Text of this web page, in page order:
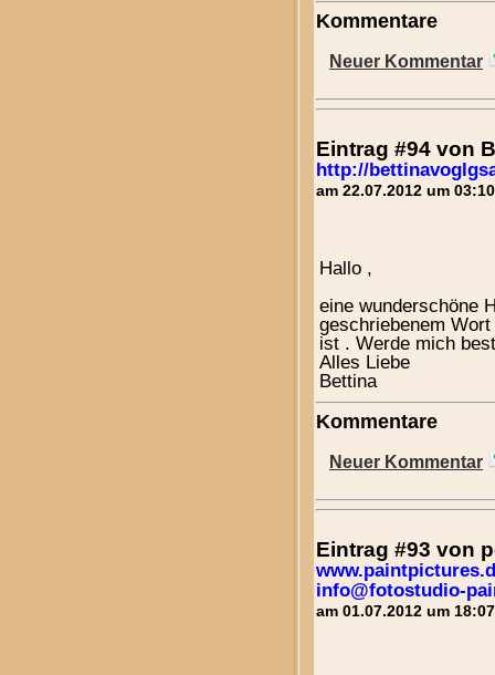
Kommentare
Neuer Kommentar
Eintrag #94 von
http://
am 22.07.2012 um
Hallo ,
eine wunderschöne
geschriebenem
ist . Werde mich
Alles Liebe
Bettina
Kommentare
Neuer Kommentar
Eintrag #93 von
info@fotostudio-
am 01.07.2012 um